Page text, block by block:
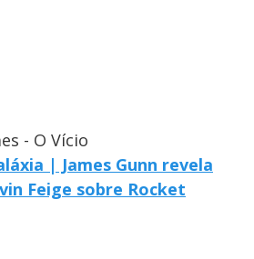
- O Vício
| James Gunn revela
Feige sobre Rocket